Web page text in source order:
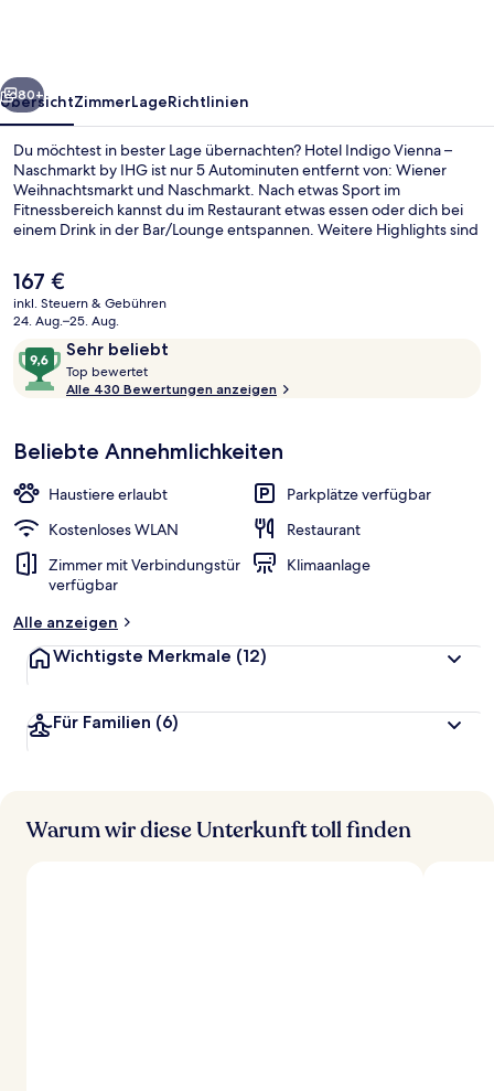
IHG
Weiter
80+
ÜbersichtZimmerLageRichtlinien
Du möchtest in bester Lage übernachten? Hotel Indigo Vienna –
Naschmarkt by IHG ist nur 5 Autominuten entfernt von: Wiener
Weihnachtsmarkt und Naschmarkt. Nach etwas Sport im
Fitnessbereich kannst du im Restaurant etwas essen oder dich bei
einem Drink in der Bar/Lounge entspannen. Weitere Highlights sind
gefallen das hilfsbereite Personal und die Lage sehr gut. Die
Unterkunft ist nur einen kurzen Fußmarsch von den öffentlichen
Verkehrsmitteln entfernt: Bis zur U-Bahn sind es wenige Schritte
(Station Pilgramgasse) bzw. 8 Minuten (U-Bahn-Station
Kettenbrückengasse).
Der
aktuelle
Preis
167 €.
167 €
inkl. Steuern & Gebühren
24. Aug.–25. Aug.
Bewertungen
Sehr beliebt
9,6
von
10,
beliebt
Top bewertet
o
b
w
r
e
Alle 430 Bewertungen anzeigen
Beliebte Annehmlichkeiten
Haustiere erlaubt
Parkplätze verfügbar
Kostenloses WLAN
Restaurant
Zimmer mit Verbindungstür
verfügbar
Klimaanlage
Alle anzeigen
Wichtigste Merkmale (12)
Für Familien (6)
Warum wir diese Unterkunft toll finden